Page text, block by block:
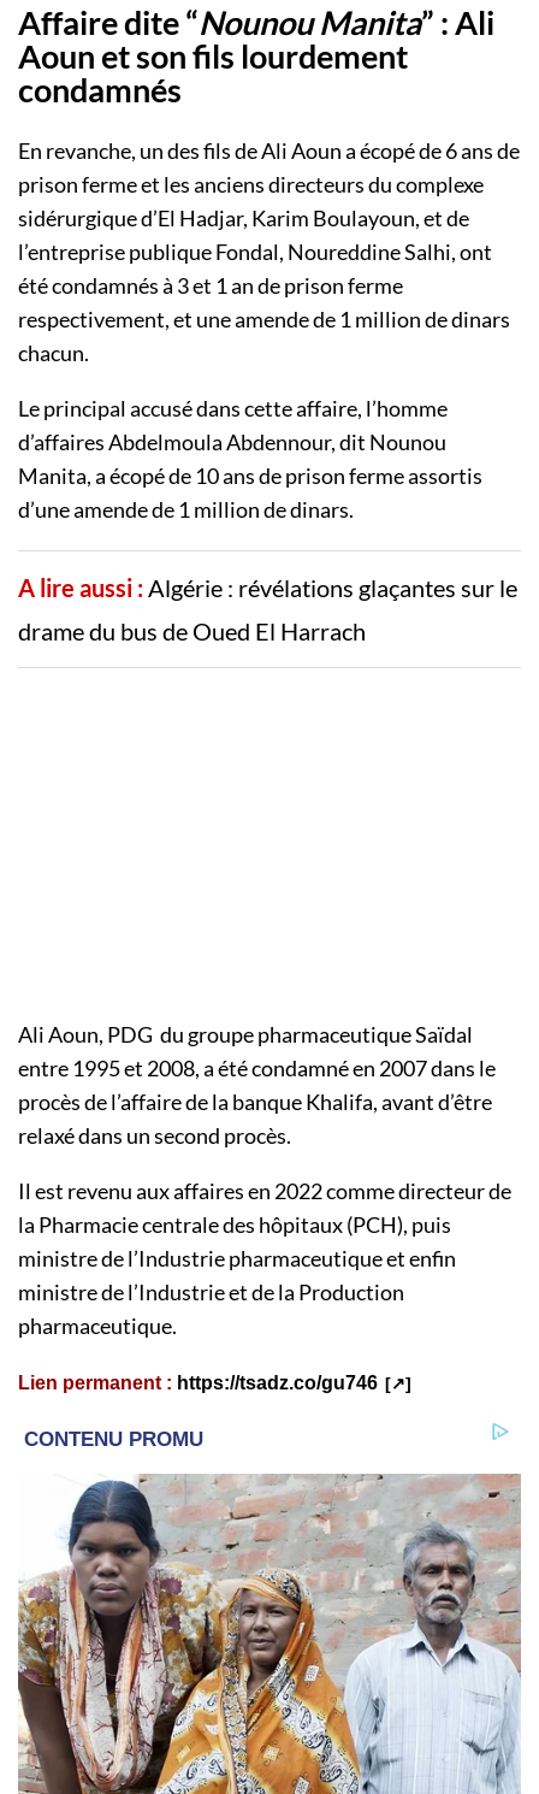
Affaire dite “Nounou Manita” : Ali
Aoun et son fils lourdement
condamnés
En revanche, un des fils de Ali Aoun a écopé de 6 ans de
prison ferme et les anciens directeurs du complexe
sidérurgique d’El Hadjar, Karim Boulayoun, et de
l’entreprise publique Fondal, Noureddine Salhi, ont
été condamnés à 3 et 1 an de prison ferme
respectivement, et une amende de 1 million de dinars
chacun.
Le principal accusé dans cette affaire, l’homme
d’affaires Abdelmoula Abdennour, dit Nounou
Manita, a écopé de 10 ans de prison ferme assortis
d’une amende de 1 million de dinars.
A lire aussi :Algérie : révélations glaçantes sur le
drame du bus de Oued El Harrach
Ali Aoun, PDG du groupe pharmaceutique Saïdal
entre 1995 et 2008, a été condamné en 2007 dans le
procès de l’affaire de la banque Khalifa, avant d’être
relaxé dans un second procès.
Il est revenu aux affaires en 2022 comme directeur de
la Pharmacie centrale des hôpitaux (PCH), puis
ministre de l’Industrie pharmaceutique et enfin
ministre de l’Industrie et de la Production
pharmaceutique.
Lien permanent : https://tsadz.co/gu746